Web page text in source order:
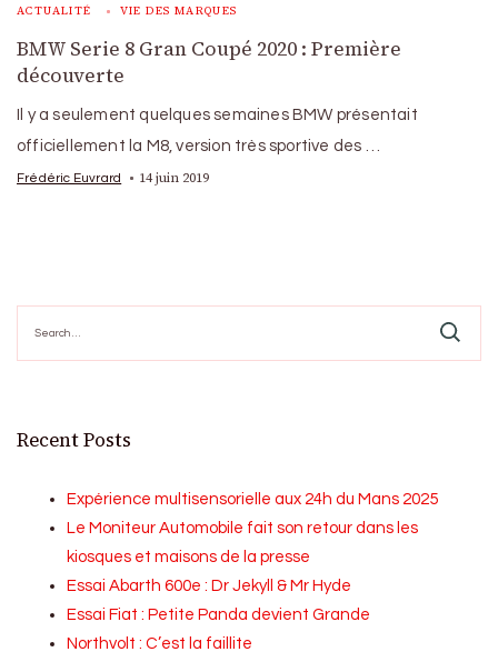
ACTUALITÉ VIE DES MARQUES
BMW Serie 8 Gran Coupé 2020 : Première
découverte
Il y a seulement quelques semaines BMW présentait
officiellement la M8, version très sportive des …
Frédéric Euvrard 14 juin 2019
for:
Recent Posts
Expérience multisensorielle aux 24h du Mans 2025
Le Moniteur Automobile fait son retour dans les
kiosques et maisons de la presse
Essai Abarth 600e : Dr Jekyll & Mr Hyde
Essai Fiat : Petite Panda devient Grande
Northvolt : C’est la faillite